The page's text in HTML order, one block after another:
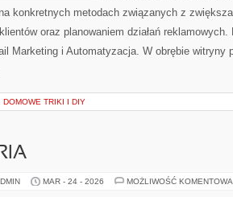
konkretnych metodach związanych z
oraz planowaniem działań
Marketing i Automatyzacja. W obrębie witryny
DOMOWE TRIKI I DIY
MAR - 24 - 2026 MOŻLIWOŚĆ